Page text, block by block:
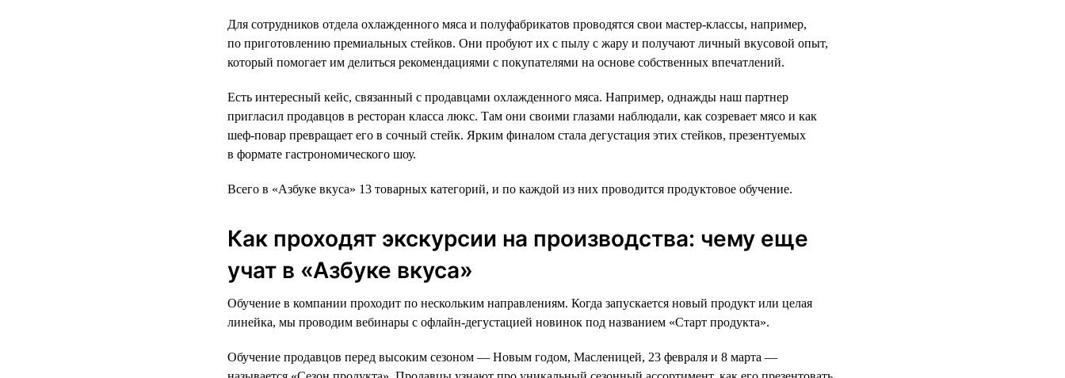
Для сотрудников отдела охлажденного мяса и полуфабрикатов проводятся свои мастер-классы, например,
по приготовлению премиальных стейков. Они пробуют их с пылу с жару и получают личный вкусовой опыт,
который помогает им делиться рекомендациями с покупателями на основе собственных впечатлений.
Есть интересный кейс, связанный с продавцами охлажденного мяса. Например, однажды наш партнер
пригласил продавцов в ресторан класса люкс. Там они своими глазами наблюдали, как созревает мясо и как
шеф-повар превращает его в сочный стейк. Ярким финалом стала дегустация этих стейков, презентуемых
в формате гастрономического шоу.
Всего в «Азбуке вкуса» 13 товарных категорий, и по каждой из них проводится продуктовое обучение.
Как проходят экскурсии на производства: чему еще
учат в «Азбуке вкуса»
Обучение в компании проходит по нескольким направлениям. Когда запускается новый продукт или целая
линейка, мы проводим вебинары с офлайн-дегустацией новинок под названием «Старт продукта».
Обучение продавцов перед высоким сезоном — Новым годом, Масленицей, 23 февраля и 8 марта —